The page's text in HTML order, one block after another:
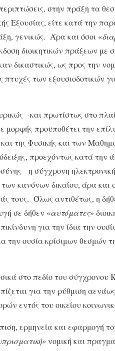
στην πράξη τα
Εξουσίας, είτε κατά την
γενικώς. Άρα και όσοι «
διοικητικών πράξεων με
δικαστικώς, ως προς την
των εξουσιοδοτικών
-και πρωτίστως στο
προϋποθέτει την
της Φυσικής και των
προεχόντως κατά την
η σύγχρονη
κανόνων δικαίου, άρα και
τους. Όλως αντιθέτως, η
σε δήθεν «αυτόματες»
για την ίδια την
την ουσία κρίσιμων θεσμών
στο πεδίο του σύγχρονου
για την ρύθμιση
εντός του οικείου
ερμηνεία και εφαρμογή
νομική και